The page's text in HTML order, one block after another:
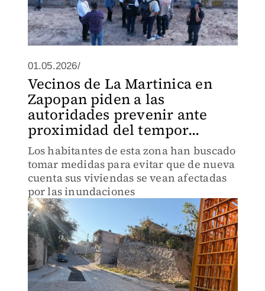
01.05.2026/
Vecinos de La Martinica en
Zapopan piden a las
autoridades prevenir ante
proximidad del tempor...
Los habitantes de esta zona han buscado
tomar medidas para evitar que de nueva
cuenta sus viviendas se vean afectadas
por las inundaciones